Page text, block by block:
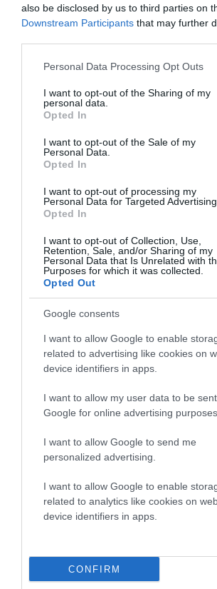
also be disclosed by us to third parties on
Downstream Participants that may further
Please note that this website/app uses one
not limited to your visit or usage behaviour.
grant or deny consent to Google and its
use your data for below specified purposes
consent section.
Personal Data Processing Opt Outs
I want to opt-out of the Sharing of my
personal data.
Opted In
I want to opt-out of the Sale of my
Personal Data.
Opted In
I want to opt-out of processing my
Personal Data for Targeted Advertising.
Opted In
I want to opt-out of Collection, Use,
Retention, Sale, and/or Sharing of my
Personal Data that Is Unrelated with
Purposes for which it was collected.
Opted Out
Google consents
I want to allow Google to enable
related to advertising like cookies on
device identifiers in apps.
I want to allow my user data to be
Google for online advertising purposes.
I want to allow Google to send me
personalized advertising.
I want to allow Google to enable
related to analytics like cookies on
device identifiers in apps.
CONFIRM
Προτεινόμενα άρθρα
Γιατί οι Τούρκοι συρρέουν στα ελληνικά
Μαντζαβελάκη & Καΐρειος Βιβλιοθήκη
Η νεολαία της Άνδρου είναι εδώ.
ΡΑΦΗΝΑ – ΘΕΟΥΤΑ σημειώσατε…